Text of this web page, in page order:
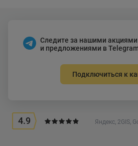
Следите за нашими акциями
и предложениями в
Подключиться к
4.9 Яндекс, 2GIS,